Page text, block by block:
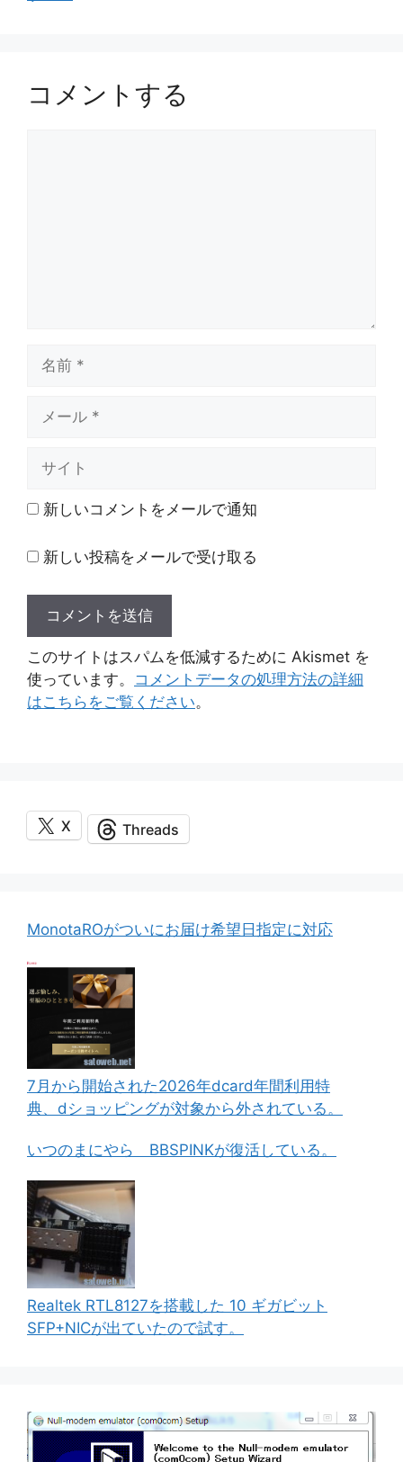
コメントする
ト 新しいコメントをメールで通知
新しい投稿をメールで受け取る
このサイトはスパムを低減するために Akismet を
使っています。 コメントデータの処理方法の詳細
はこちらをご覧ください。
X Threads
MonotaROがついにお届け希望日指定に対応
7月から開始された2026年dcard年間利用特
典、dショッピングが対象から外されている。
いつのまにやら BBSPINKが復活している。
Realtek RTL8127を搭載した 10 ギガビット
SFP+NICが出ていたので試す。